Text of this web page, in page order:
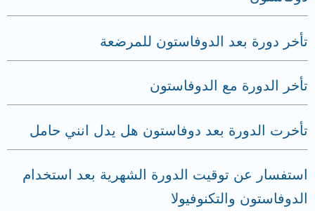
تأخر دورة بعد الدوفاستون للمرضعة
تأخر الدورة مع الدوفاستون
تأخرت الدورة بعد دوفاستون هل يدل انني حامل
استفسار عن توقيت الدورة الشهرية بعد استخدام
الدوفاستون والتكنوفيولا